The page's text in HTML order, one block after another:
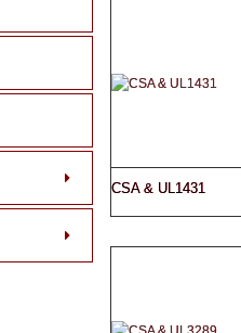
CSA & UL1431